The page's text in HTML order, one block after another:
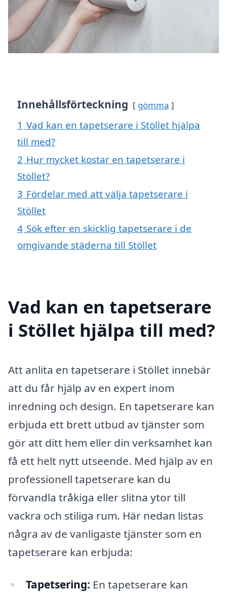
Innehållsförteckning gömma
1 Vad kan en tapetserare i Stöllet hjälpa
till med?
2 Hur mycket kostar en tapetserare i
Stöllet?
3 Fördelar med att välja tapetserare i
Stöllet
4 Sök efter en skicklig tapetserare i de
omgivande städerna till Stöllet
Vad kan en tapetserare
i Stöllet hjälpa till med?
Att anlita en tapetserare i Stöllet innebär
att du får hjälp av en expert inom
inredning och design. En tapetserare kan
erbjuda ett brett utbud av tjänster som
gör att ditt hem eller din verksamhet kan
få ett helt nytt utseende. Med hjälp av en
professionell tapetserare kan du
förvandla tråkiga eller slitna ytor till
vackra och stiliga rum. Här nedan listas
några av de vanligaste tjänster som en
tapetserare kan erbjuda:
Tapetsering: En tapetserare kan